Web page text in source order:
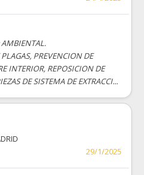
PREVENCION DE
INTERIOR, REPOSICION DE
DE SISTEMA DE EXTRACCI...
29/1/2025